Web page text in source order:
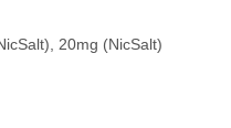
20mg (NicSalt)